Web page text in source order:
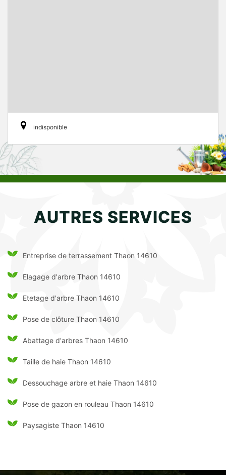
indisponible
AUTRES SERVICES
Entreprise de terrassement Thaon 14610
Elagage d'arbre Thaon 14610
Etetage d'arbre Thaon 14610
Pose de clôture Thaon 14610
Abattage d'arbres Thaon 14610
Taille de haie Thaon 14610
Dessouchage arbre et haie Thaon 14610
Pose de gazon en rouleau Thaon 14610
Paysagiste Thaon 14610